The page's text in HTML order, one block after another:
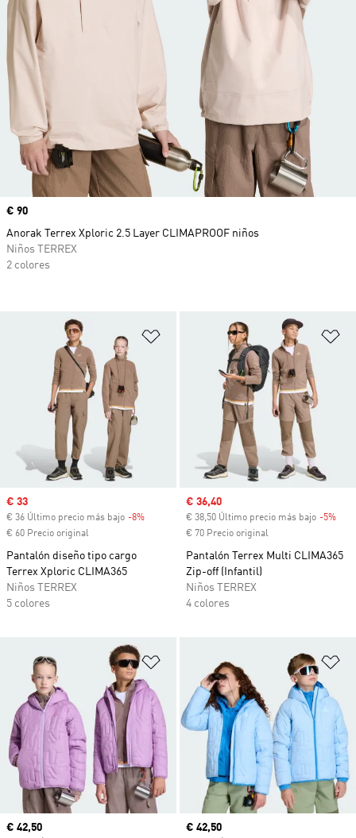
Añadir a la lista de deseos
Precio de venta
€ 33
€ 36 Último precio más bajo -8% Descuento
€ 60 Precio original
Pantalón diseño tipo cargo
Terrex Xploric CLIMA365
Niños TERREX
5 colores
Precio de venta
€ 36,40
€ 38,50 Último precio más bajo -5%
€ 70 Precio original
Pantalón Terrex Multi CLIMA365
Zip-off (Infantil)
Niños TERREX
4 colores
Añadir a la lista de deseos
Precio actual
€ 42,50 Precio actual
€ 42,50
Precio
€ 90
Anorak Terrex Xploric 2.5 Layer CLIMAPROOF niños
Niños TERREX
2 colores